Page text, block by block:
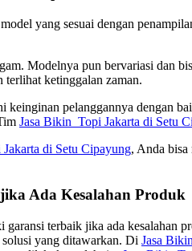
yang sesuai dengan
Modelnya pun bervariasi dan
ketinggalan zaman.
keinginan pelanggannya dengan
Jasa Bikin Topi Jakarta di Setu
di Setu Cipayung, Anda bisa
Ada Kesalahan Produk
terbaik jika ada kesalahan
yang ditawarkan. Di Jasa